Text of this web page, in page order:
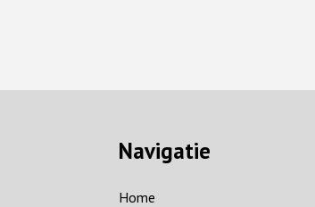
Navigatie
Home